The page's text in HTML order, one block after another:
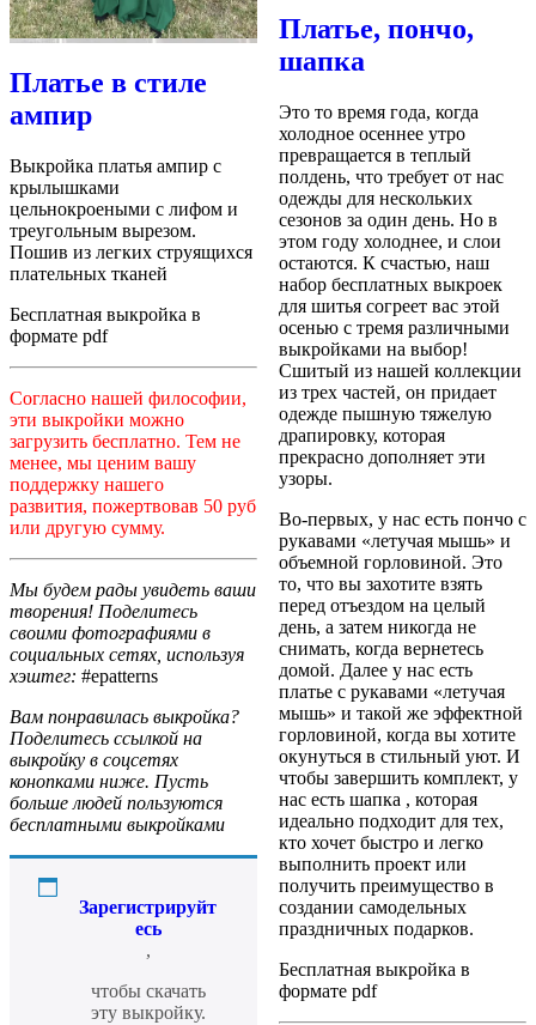
Платье в стиле
ампир
Выкройка платья ампир с
крылышками
цельнокроеными с лифом и
треугольным вырезом.
Пошив из легких струящихся
плательных тканей
Бесплатная выкройка в
формате pdf
Согласно нашей философии,
эти выкройки можно
загрузить бесплатно. Тем не
менее, мы ценим вашу
поддержку нашего
развития, пожертвовав 50 руб
или другую сумму.
Мы будем рады увидеть ваши
творения! Поделитесь
своими фотографиями в
социальных сетях, используя
хэштег: #epatterns
Вам понравилась выкройка?
Поделитесь ссылкой на
выкройку в соцсетях
конопками ниже. Пусть
больше людей пользуются
бесплатными выкройками
Зарегистрируйт
есь
,
чтобы скачать
эту выкройку.
Платье, пончо,
шапка
Это то время года, когда
холодное осеннее утро
превращается в теплый
полдень, что требует от нас
одежды для нескольких
сезонов за один день. Но в
этом году холоднее, и слои
остаются. К счастью, наш
набор бесплатных выкроек
для шитья согреет вас этой
осенью с тремя различными
выкройками на выбор!
Сшитый из нашей коллекции
из трех частей, он придает
одежде пышную тяжелую
драпировку, которая
прекрасно дополняет эти
узоры.
Во-первых, у нас есть пончо с
рукавами «летучая мышь» и
объемной горловиной. Это
то, что вы захотите взять
перед отъездом на целый
день, а затем никогда не
снимать, когда вернетесь
домой. Далее у нас есть
платье с рукавами «летучая
мышь» и такой же эффектной
горловиной, когда вы хотите
окунуться в стильный уют. И
чтобы завершить комплект, у
нас есть шапка , которая
идеально подходит для тех,
кто хочет быстро и легко
выполнить проект или
получить преимущество в
создании самодельных
праздничных подарков.
Бесплатная выкройка в
формате pdf